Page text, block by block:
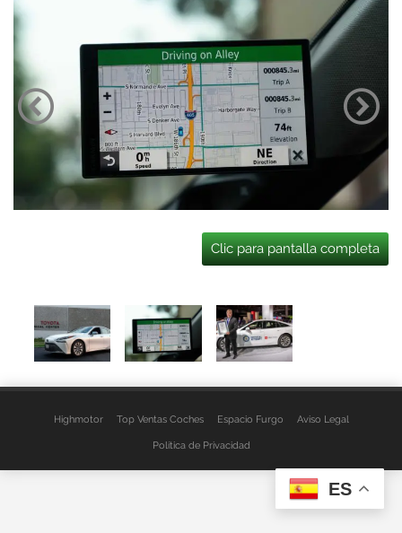
Clic para pantalla completa
Highmotor Top Ventas Coches Espacio Furgo Aviso Legal
Política de Privacidad
ES